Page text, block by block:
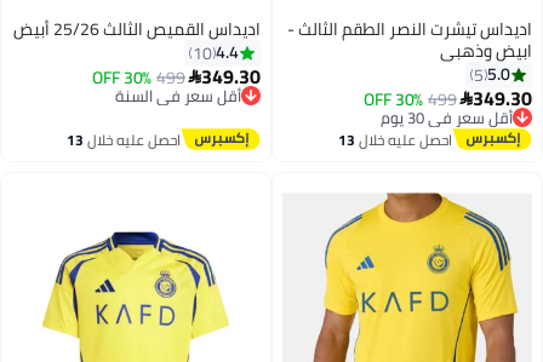
اديداس تيشرت النصر الطقم الثالث -
ابيض وذهبي
5.0
5
349.30
499
30% OFF
أقل سعر في 30 يوم
توصيل مجاني
أقل سعر في 30 يوم
احصل عليه خلال13
اديداس القميص الثالث 25/26 أبيض
4.4
10
349.30
499
30% OFF
أقل سعر في السنة
توصيل مجاني
أقل سعر في السنة
احصل عليه خلال13